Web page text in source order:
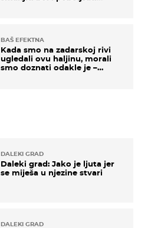
DALEKI GRAD
Daleki grad: Jako je ljuta jer
se miješa u njezine stvari
DALEKI GRAD
BAŠ EFEKTNA
Kada smo na zadarskoj rivi
ugledali ovu haljinu, morali
smo doznati odakle je –